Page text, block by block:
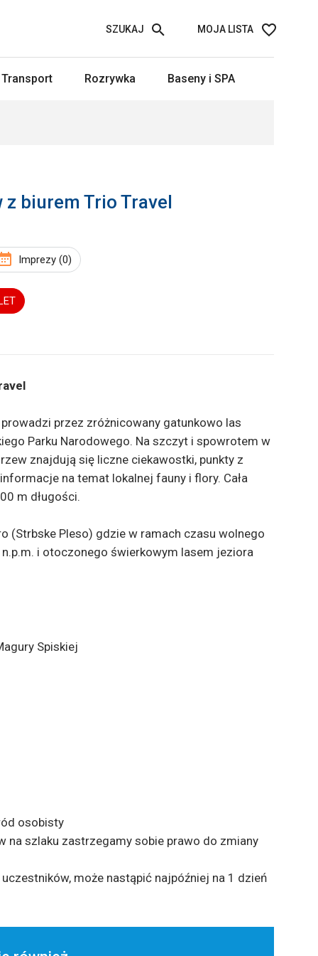
MOJA LISTA
SZUKAJ
Transport Rozrywka Baseny i SPA
biurem Trio Travel
Imprezy (0)
przez zróżnicowany gatunkowo las
Parku Narodowego. Na szczyt i spowrotem w
znajdują się liczne ciekawostki, punkty z
na temat lokalnej fauny i flory. Cała
m długości.
(Strbske Pleso) gdzie w ramach czasu wolnego
i otoczonego świerkowym lasem jeziora
Spiskiej
osobisty
na szlaku zastrzegamy sobie prawo do zmiany
może nastąpić najpóźniej na 1 dzień